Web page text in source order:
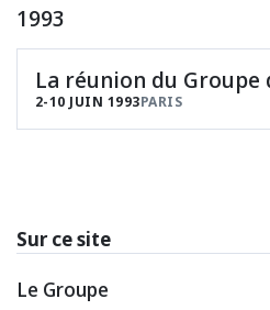
Sur ce site
Le Groupe
1993
La réunion du
2-10 JUIN 1993PARIS